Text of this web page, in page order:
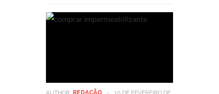
AUTHOR: REDAÇÃO -
10 DE FEVEREIRO DE